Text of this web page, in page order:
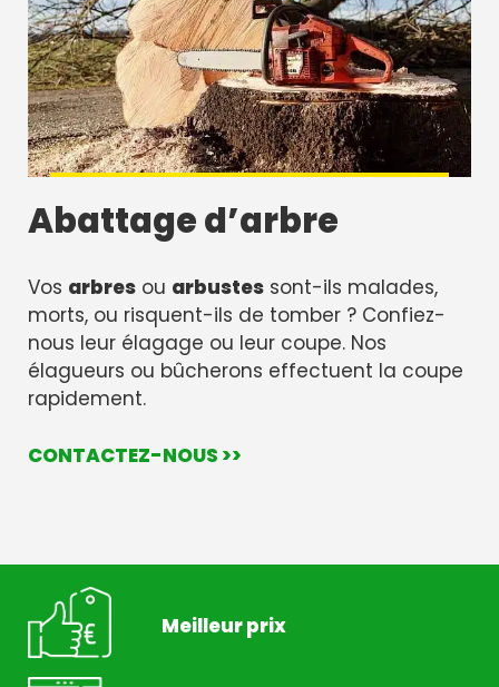
Abattage d’arbre
Vos arbres ou arbustes sont-ils malades,
morts, ou risquent-ils de tomber ? Confiez-
nous leur élagage ou leur coupe. Nos
élagueurs ou bûcherons effectuent la coupe
rapidement.
CONTACTEZ-NOUS >>
Meilleur prix